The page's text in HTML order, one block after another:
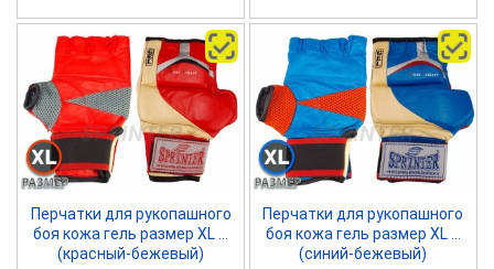
SPRINTER
Перчатки для рукопашного
боя кожа гель размер XL ...
(красный-бежевый)
SPRINTER
Перчатки для рукопашного
боя кожа гель размер XL ...
(синий-бежевый)